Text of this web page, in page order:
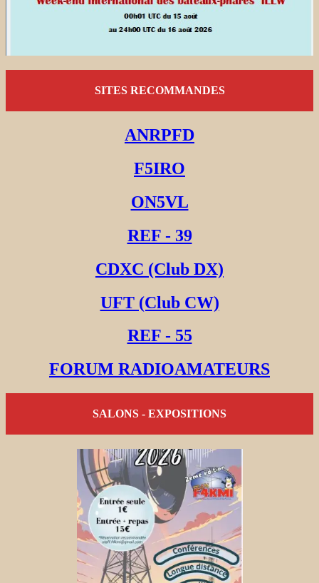
SITES RECOMMANDES
ANRPFD
F5IRO
ON5VL
REF - 39
CDXC (Club DX)
UFT (Club CW)
REF - 55
FORUM RADIOAMATEURS
SALONS - EXPOSITIONS